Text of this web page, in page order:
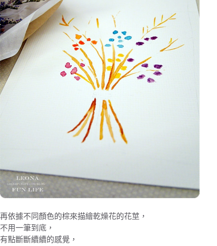
再依據不同顏色的棕來描繪乾燥花的花莖，
不用一筆到底，
有點斷斷續續的感覺，